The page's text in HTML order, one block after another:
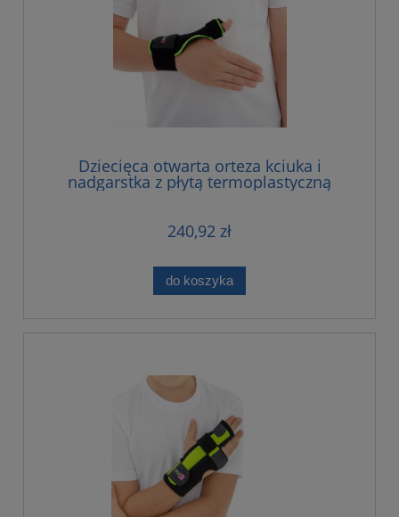
Dziecięca otwarta orteza kciuka i
nadgarstka z płytą termoplastyczną
240,92 zł
do koszyka